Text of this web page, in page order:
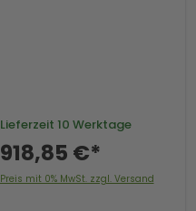
Lieferzeit 10 Werktage
918,85 €*
Preis mit 0% MwSt. zzgl. Versand